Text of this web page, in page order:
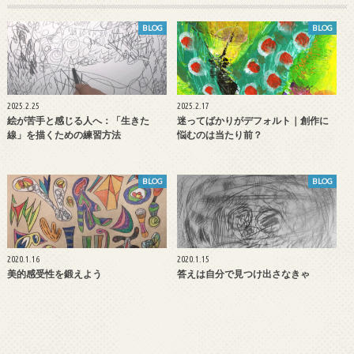
BLOG
2025.2.25
絵が苦手と感じる人へ：「生きた
線」を描くための練習方法
BLOG
2025.2.17
迷ってばかりがデフォルト｜創作に
悩むのは当たり前？
BLOG
2020.1.16
美的感受性を鍛えよう
BLOG
2020.1.15
答えは自分で見つけ出さなきゃ